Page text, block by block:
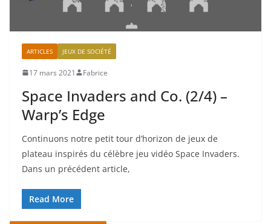
ARTICLES JEUX DE SOCIÉTÉ
17 mars 2021 Fabrice
Space Invaders and Co. (2/4) –
Warp’s Edge
Continuons notre petit tour d’horizon de jeux de
plateau inspirés du célèbre jeu vidéo Space Invaders.
Dans un précédent article,
Read More